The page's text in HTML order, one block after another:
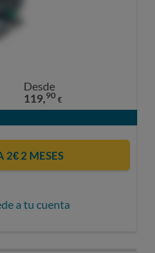
Desde
119,90 €
2€ 2 MESES
a tu cuenta